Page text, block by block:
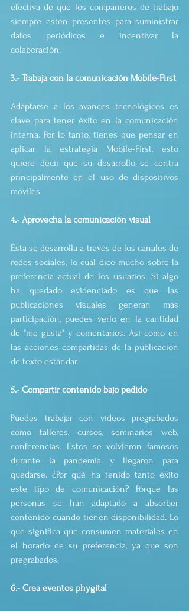
efectiva de que los compañeros de trabajo
siempre estén presentes para suministrar
datos periódicos e incentivar la
colaboración.
3.- Trabaja con la comunicación Mobile-First
Adaptarse a los avances tecnológicos es
clave para tener éxito en la comunicación
interna. Por lo tanto, tienes que pensar en
aplicar la estrategia Mobile-First, esto
quiere decir que su desarrollo se centra
principalmente en el uso de dispositivos
móviles.
4.- Aprovecha la comunicación visual
Esta se desarrolla a través de los canales de
redes sociales, lo cual dice mucho sobre la
preferencia actual de los usuarios. Si algo
ha quedado evidenciado es que las
publicaciones visuales generan más
participación, puedes verlo en la cantidad
de "me gusta" y comentarios. Así como en
las acciones compartidas de la publicación
de texto estándar.
5.- Compartir contenido bajo pedido
Puedes trabajar con vídeos pregrabados
como talleres, cursos, seminarios web,
conferencias. Estos se volvieron famosos
durante la pandemia y llegaron para
quedarse. ¿Por qué ha tenido tanto éxito
este tipo de comunicación? Porque las
personas se han adaptado a absorber
contenido cuando tienen disponibilidad. Lo
que significa que consumen materiales en
el horario de su preferencia, ya que son
pregrabados.
6.- Crea eventos phygital